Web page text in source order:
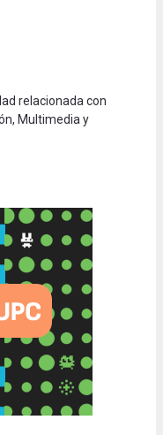
relacionada con
Multimedia y